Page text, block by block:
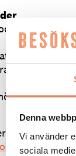
Denna
Vi använder
sociala
varierande
utvecklas
för oss?